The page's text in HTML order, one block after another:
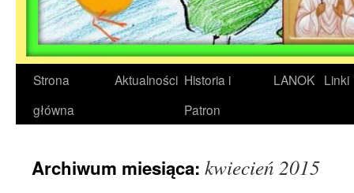
Strona
główna
Aktualności Historia i
Patron
LANOK Linki
Archiwum miesiąca: kwiecień 2015